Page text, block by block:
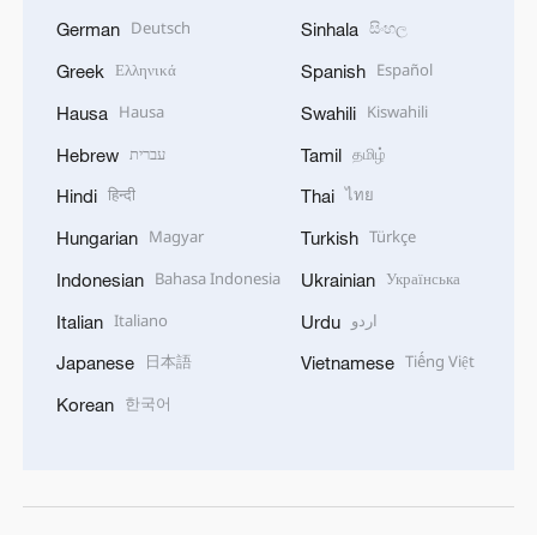
German Deutsch
Greek Ελληνικά
Hausa Hausa
Hebrew עברית
Hindi हिन्दी
Hungarian Magyar
Indonesian Bahasa Indonesia
Italian Italiano
Japanese 日本語
Korean 한국어
Sinhala සිංහල
Spanish Español
Swahili Kiswahili
Tamil தமிழ்
Thai ไทย
Turkish Türkçe
Ukrainian Українська
Urdu اردو
Vietnamese Tiếng Việt